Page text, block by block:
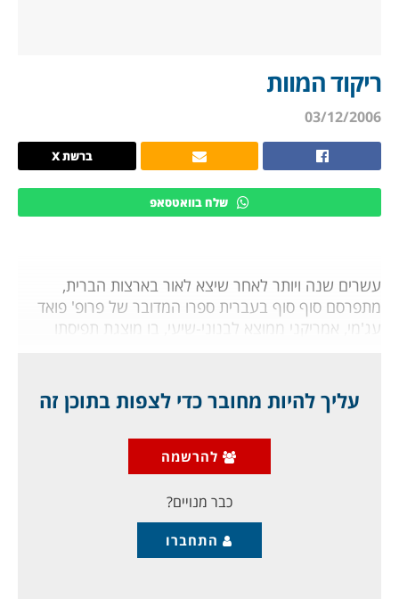
ריקוד המוות
03/12/2006
ברשת X
שלח בוואטסאפ
עשרים שנה ויותר לאחר שיצא לאור בארצות הברית,
מתפרסם סוף סוף בעברית ספרו המדובר של פרופ' פואד
עג'מי, אמריקני ממוצא לבנוני-שיעי, בו מוצגת תפיסתו
לא במיקרה ניפתח הספר במוות דווקא, מותו האכזרי במארס
בתיאורי מוות סימבוליים נוספים: קינת המשורר הסורי ניזאר
קבאני על מות הערביות (ומאוחר יותר גם על אשתו בלקיס),
בדמו הפואטי של המשורר אדוניס, או
עליך להיות מחובר כדי לצפות בתוכן זה
להרשמה
כבר מנויים?
התחברו